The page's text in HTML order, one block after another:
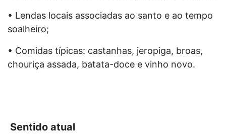
• Lendas locais associadas ao santo e ao tempo
soalheiro;
• Comidas típicas: castanhas, jeropiga, broas,
chouriça assada, batata-doce e vinho novo.
Sentido atual